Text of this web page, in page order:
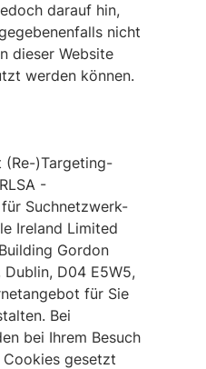
darauf hin,
nicht
dieser Website
werden können.
(Re-)Targeting-
-
Suchnetzwerk-
Ireland Limited
Gordon
D04 E5W5,
für Sie
Bei
bei Ihrem Besuch
gesetzt